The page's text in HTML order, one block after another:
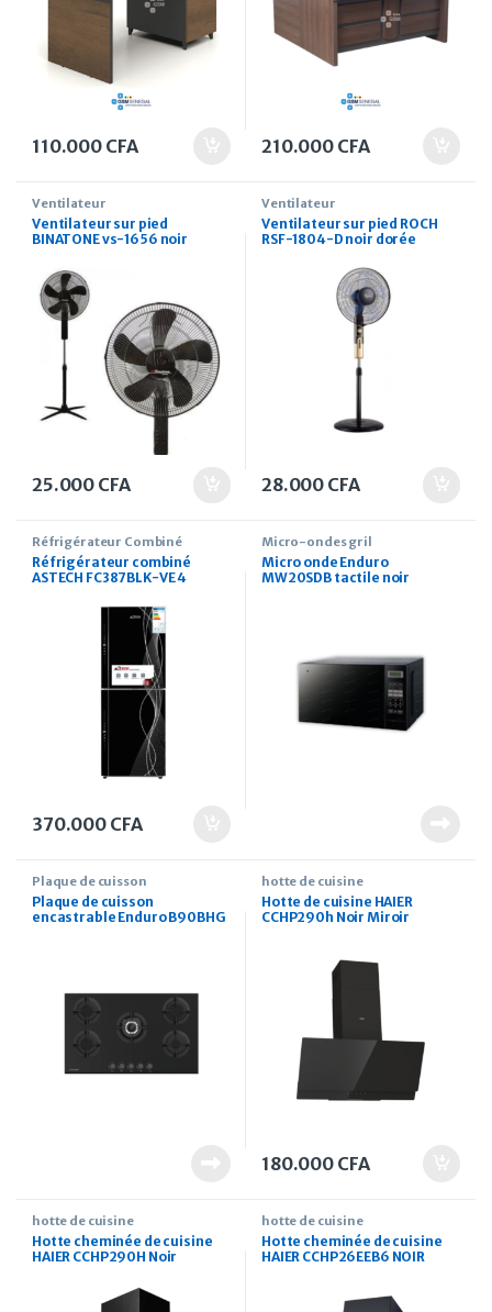
110.000 CFA 210.000 CFA
Ventilateur
Ventilateur sur pied
BINATONE vs-1656 noir
25.000 CFA
Ventilateur
Ventilateur sur pied ROCH
RSF-1804-D noir dorée
28.000 CFA
Réfrigérateur Combiné
Réfrigérateur combiné
ASTECH FC387BLK-VE 4
370.000 CFA
Micro-ondes gril
Micro onde Enduro
MW20SDB tactile noir
Plaque de cuisson
Plaque de cuisson
encastrable Enduro B90BHG
hotte de cuisine
Hotte de cuisine HAIER
CCHP290h Noir Miroir
180.000 CFA
hotte de cuisine
Hotte cheminée de cuisine
HAIER CCHP290H Noir
hotte de cuisine
Hotte cheminée de cuisine
HAIER CCHP26EEB6 NOIR